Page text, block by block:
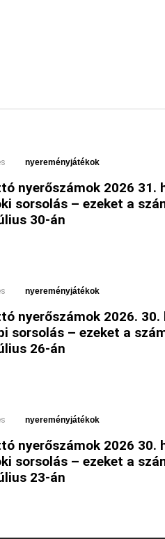
nyereményjátékok
nyerőszámok 2026 31.
sorsolás – ezeket a
30-án
nyereményjátékok
nyerőszámok 2026. 30.
sorsolás – ezeket a
26-án
nyereményjátékok
nyerőszámok 2026 30.
sorsolás – ezeket a
23-án